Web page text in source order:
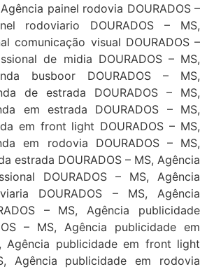
painel rodovia DOURADOS –
rodoviario DOURADOS – MS,
comunicação visual DOURADOS –
de midia DOURADOS – MS,
busboor DOURADOS – MS,
de estrada DOURADOS – MS,
em estrada DOURADOS – MS,
em front light DOURADOS – MS,
em rodovia DOURADOS – MS,
estrada DOURADOS – MS, Agência
DOURADOS – MS, Agência
DOURADOS – MS, Agência
– MS, Agência publicidade
– MS, Agência publicidade em
Agência publicidade em front light
Agência publicidade em rodovia